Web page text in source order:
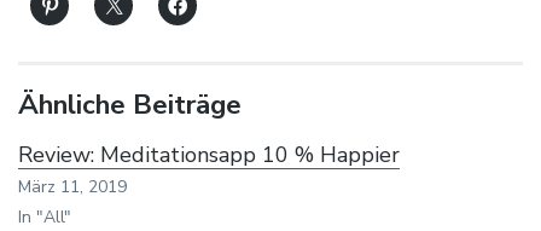
Ähnliche Beiträge
Review: Meditationsapp 10 % Happier
März 11, 2019
In "All"